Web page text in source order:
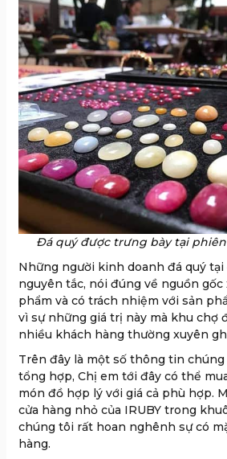
Đá quý được trưng bày tại
Những người kinh doanh đá quý
nguyên tắc, nói đúng về nguồn gốc
phẩm và có trách nhiệm với sản
vì sự những giá trị này mà khu chợ
nhiều khách hàng thường xuyên
Trên đây là một số thông tin chúng
tổng hợp, Chị em tới đây có thể
món đồ hợp lý với giá cả phù hợp.
cửa hàng nhỏ của IRUBY trong
chúng tôi rất hoan nghênh sự có
hàng.